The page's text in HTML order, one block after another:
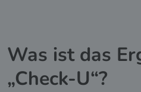
Was ist das
„Check-U“?